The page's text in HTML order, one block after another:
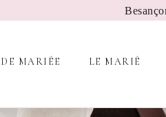
MARIÉE LE MARIÉ